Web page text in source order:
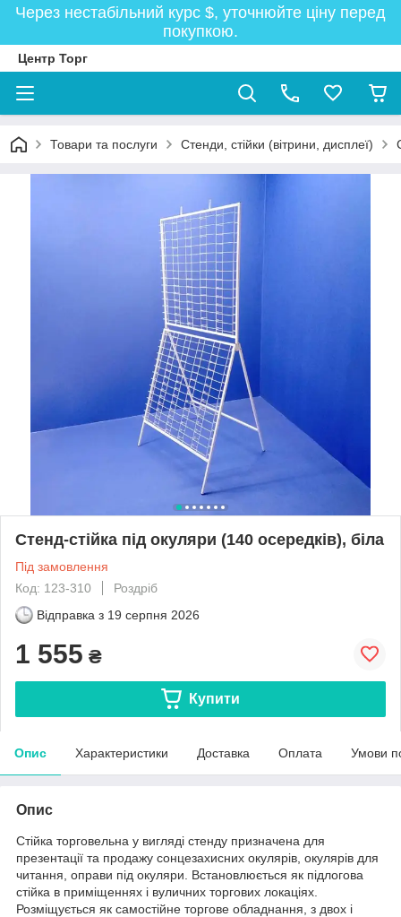
Через нестабільний курс $, уточнюйте ціну перед
покупкою.
Центр Торг
Товари та послуги Стенди, стійки (вітрини, дисплеї)
Стенд-стійка під окуляри (140 осередків), біла
Під замовлення
Код: 123-310
Роздріб
Відправка з 19 серпня 2026
1 555 ₴
Купити
Опис Характеристики Доставка Оплата Умови
Опис
Стійка торговельна у вигляді стенду призначена для
презентації та продажу сонцезахисних окулярів, окулярів для
читання, оправи під окуляри. Встановлюється як підлогова
стійка в приміщеннях і вуличних торгових локаціях.
Розміщується як самостійне торгове обладнання, з двох і